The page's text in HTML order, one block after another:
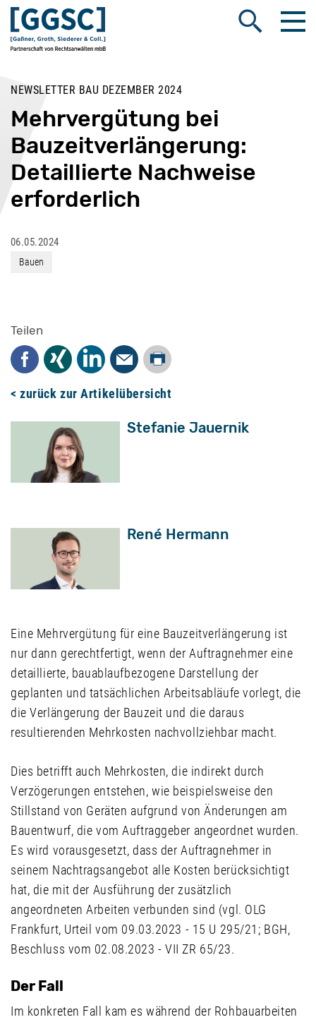
Suche öffnen
NEWSLETTER BAU DEZEMBER 2024
Mehrvergütung bei
Bauzeitverlängerung:
Detaillierte Nachweise
erforderlich
06.05.2024
Bauen
Teilen
Facebook
Xing LinkedInMail
Drucken
< zurück zur Artikelübersicht
Stefanie Jauernik
René Hermann
Eine Mehrvergütung für eine Bauzeitverlängerung ist
nur dann gerechtfertigt, wenn der Auftragnehmer eine
detaillierte, bauablaufbezogene Darstellung der
geplanten und tatsächlichen Arbeitsabläufe vorlegt, die
die Verlängerung der Bauzeit und die daraus
resultierenden Mehrkosten nachvollziehbar macht.
Dies betrifft auch Mehrkosten, die indirekt durch
Verzögerungen entstehen, wie beispielsweise den
Stillstand von Geräten aufgrund von Änderungen am
Bauentwurf, die vom Auftraggeber angeordnet wurden.
Es wird vorausgesetzt, dass der Auftragnehmer in
seinem Nachtragsangebot alle Kosten berücksichtigt
hat, die mit der Ausführung der zusätzlich
angeordneten Arbeiten verbunden sind (vgl. OLG
Frankfurt, Urteil vom 09.03.2023 - 15 U 295/21; BGH,
Beschluss vom 02.08.2023 - VII ZR 65/23.
Der Fall
Im konkreten Fall kam es während der Rohbauarbeiten